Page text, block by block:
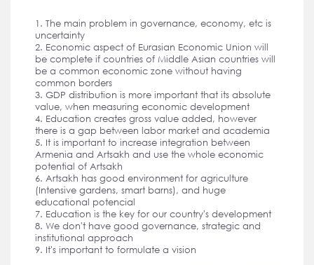
1. The main problem in governance, economy, etc is
uncertainty
2. Economic aspect of Eurasian Economic Union will
be complete if countries of Middle Asian countries will
be a common economic zone without having
common borders
3. GDP distribution is more important that its absolute
value, when measuring economic development
4. Education creates gross value added, however
there is a gap between labor market and academia
5. It is important to increase integration between
Armenia and Artsakh and use the whole economic
potential of Artsakh
6. Artsakh has good environment for agriculture
(Intensive gardens, smart barns), and huge
educational potencial
7. Education is the key for our country's development
8. We don't have good governance, strategic and
institutional approach
9. It's important to formulate a vision